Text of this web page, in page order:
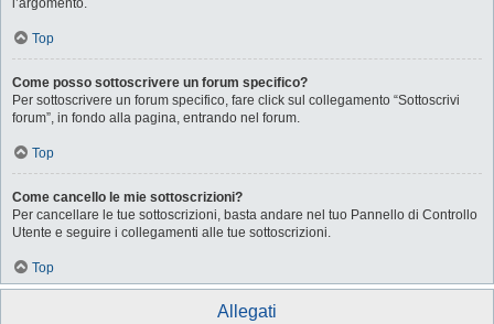
l’argomento.
Top
Come posso sottoscrivere un forum specifico?
Per sottoscrivere un forum specifico, fare click sul collegamento “Sottoscrivi
forum”, in fondo alla pagina, entrando nel forum.
Top
Come cancello le mie sottoscrizioni?
Per cancellare le tue sottoscrizioni, basta andare nel tuo Pannello di Controllo
Utente e seguire i collegamenti alle tue sottoscrizioni.
Top
Allegati